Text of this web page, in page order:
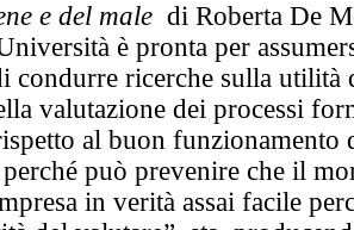
e del male di Roberta De
è pronta per
condurre ricerche sulla utilità
valutazione dei processi
al buon funzionamento
può prevenire che il
in verità assai facile